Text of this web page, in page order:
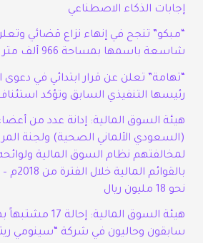
إجابات الذكاء الاصطناعي
“مبكو” تنجح في إنهاء نزاع قضائي
شاسعة باسمها بمساحة 966 ألف متر مربع
“تهامة” تعلن عن قرار ابتدائي في
رئيسها التنفيذي السابق وتؤكد استئناف
هيئة السوق المالية: إدانة عدد من
(السعودي الألماني الصحية) ولجنة
لمخالفتهم نظام السوق المالية ولوائحه
نحو 18 مليون ريال
هيئة السوق
سابقون وحاليون في شركة “سينومي